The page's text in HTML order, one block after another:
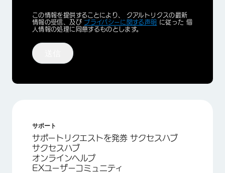
×
Privacy
Optin
この情報を提供することにより、 クアルトリクスの最新
情報の受信、及び プライバシーに関する声明 に従った 個
人情報の処理に同意するものとします。
サポート
サポートリクエストを発券 サクセスハブ
サクセスハブ
オンラインヘルプ
EXユーザーコミュニティ